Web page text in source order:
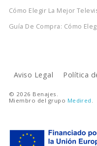
Cómo Elegir La Mejor
Guía De Compra: Cómo
Aviso Legal Política
© 2026 Benajes.
Miembro del grupo Medired .